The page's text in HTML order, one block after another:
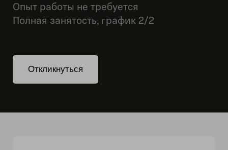
Опыт работы не требуется
Полная занятость, график 2/2
Откликнуться